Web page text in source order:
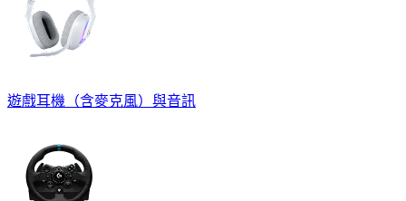
遊戲耳機（含麥克風）與音訊